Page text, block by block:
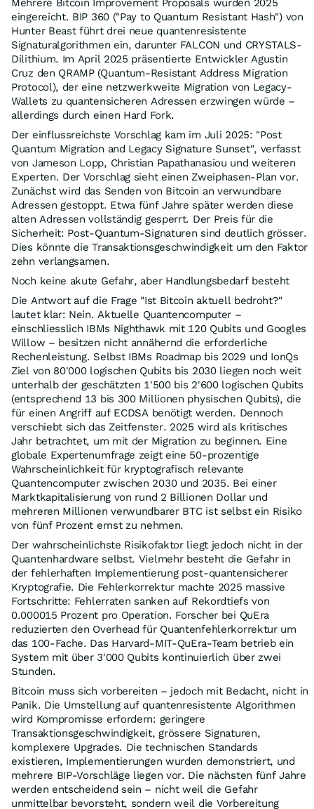
Mehrere Bitcoin Improvement Proposals wurden 2025
eingereicht. BIP 360 ("Pay to Quantum Resistant Hash") von
Hunter Beast führt drei neue quantenresistente
Signaturalgorithmen ein, darunter FALCON und CRYSTALS-
Dilithium. Im April 2025 präsentierte Entwickler Agustin
Cruz den QRAMP (Quantum-Resistant Address Migration
Protocol), der eine netzwerkweite Migration von Legacy-
Wallets zu quantensicheren Adressen erzwingen würde –
allerdings durch einen Hard Fork.
Der einflussreichste Vorschlag kam im Juli 2025: "Post
Quantum Migration and Legacy Signature Sunset", verfasst
von Jameson Lopp, Christian Papathanasiou und weiteren
Experten. Der Vorschlag sieht einen Zweiphasen-Plan vor.
Zunächst wird das Senden von Bitcoin an verwundbare
Adressen gestoppt. Etwa fünf Jahre später werden diese
alten Adressen vollständig gesperrt. Der Preis für die
Sicherheit: Post-Quantum-Signaturen sind deutlich grösser.
Dies könnte die Transaktionsgeschwindigkeit um den Faktor
zehn verlangsamen.
Noch keine akute Gefahr, aber Handlungsbedarf besteht
Die Antwort auf die Frage "Ist Bitcoin aktuell bedroht?"
lautet klar: Nein. Aktuelle Quantencomputer –
einschliesslich IBMs Nighthawk mit 120 Qubits und Googles
Willow – besitzen nicht annähernd die erforderliche
Rechenleistung. Selbst IBMs Roadmap bis 2029 und IonQs
Ziel von 80'000 logischen Qubits bis 2030 liegen noch weit
unterhalb der geschätzten 1'500 bis 2'600 logischen Qubits
(entsprechend 13 bis 300 Millionen physischen Qubits), die
für einen Angriff auf ECDSA benötigt werden. Dennoch
verschiebt sich das Zeitfenster. 2025 wird als kritisches
Jahr betrachtet, um mit der Migration zu beginnen. Eine
globale Expertenumfrage zeigt eine 50-prozentige
Wahrscheinlichkeit für kryptografisch relevante
Quantencomputer zwischen 2030 und 2035. Bei einer
Marktkapitalisierung von rund 2 Billionen Dollar und
mehreren Millionen verwundbarer BTC ist selbst ein Risiko
von fünf Prozent ernst zu nehmen.
Der wahrscheinlichste Risikofaktor liegt jedoch nicht in der
Quantenhardware selbst. Vielmehr besteht die Gefahr in
der fehlerhaften Implementierung post-quantensicherer
Kryptografie. Die Fehlerkorrektur machte 2025 massive
Fortschritte: Fehlerraten sanken auf Rekordtiefs von
0.000015 Prozent pro Operation. Forscher bei QuEra
reduzierten den Overhead für Quantenfehlerkorrektur um
das 100-Fache. Das Harvard-MIT-QuEra-Team betrieb ein
System mit über 3'000 Qubits kontinuierlich über zwei
Stunden.
Bitcoin muss sich vorbereiten – jedoch mit Bedacht, nicht in
Panik. Die Umstellung auf quantenresistente Algorithmen
wird Kompromisse erfordern: geringere
Transaktionsgeschwindigkeit, grössere Signaturen,
komplexere Upgrades. Die technischen Standards
existieren, Implementierungen wurden demonstriert, und
mehrere BIP-Vorschläge liegen vor. Die nächsten fünf Jahre
werden entscheidend sein – nicht weil die Gefahr
unmittelbar bevorsteht, sondern weil die Vorbereitung